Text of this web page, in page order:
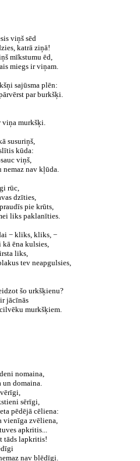
viņš sēd
katrā ziņā!
mīkstumu ēd,
miegs ir viņam.
sajūsma plēn:
par burkšķi.
viņa murkšķi.
susuriņš,
kūda:
viņš,
nemaz nav kļūda.
rūc,
dzīties,
pie krūts,
liks paklanīties.
− kliks, kliks, −
ēna kulsies,
liks,
tev neapgulsies,
šo urkšķienu?
jācīnās
murkšķiem.
nomaina,
un domaina.
sērīgi,
pēdējā cēliena:
vienīga zvēliena,
apkritis...
tāds lapkritis!
nav blēdīgi.